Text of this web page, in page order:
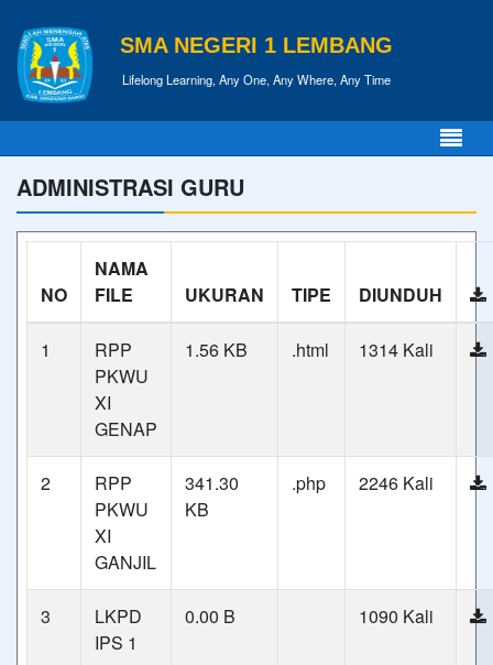
SMA NEGERI 1 LEMBANG
Lifelong Learning, Any One, Any Where, Any Time
ADMINISTRASI GURU
NO
NAMA
FILE
UKURAN TIPE DIUNDUH
1
RPP
PKWU
XI
GENAP
1.56 KB .html 1314 Kali
2
RPP
PKWU
XI
GANJIL
341.30
KB
.php 2246 Kali
3
LKPD
IPS 1
0.00 B 1090 Kali